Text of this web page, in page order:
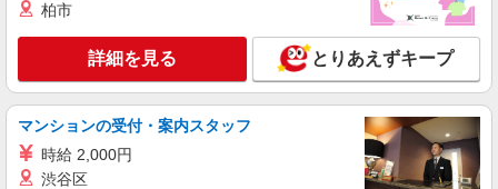
柏市
詳細を見る とりあえずキープ
マンションの受付・案内スタッフ
時給 2,000円
渋谷区